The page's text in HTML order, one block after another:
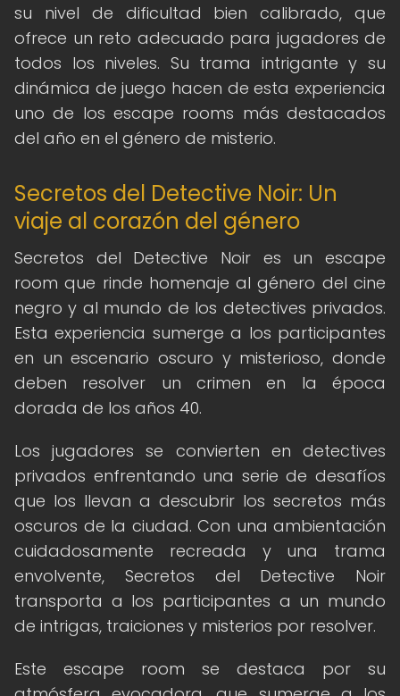
su nivel de dificultad bien calibrado, que
ofrece un reto adecuado para jugadores de
todos los niveles. Su trama intrigante y su
dinámica de juego hacen de esta experiencia
uno de los escape rooms más destacados
del año en el género de misterio.
Secretos del Detective Noir: Un
viaje al corazón del género
Secretos del Detective Noir es un escape
room que rinde homenaje al género del cine
negro y al mundo de los detectives privados.
Esta experiencia sumerge a los participantes
en un escenario oscuro y misterioso, donde
deben resolver un crimen en la época
dorada de los años 40.
Los jugadores se convierten en detectives
privados enfrentando una serie de desafíos
que los llevan a descubrir los secretos más
oscuros de la ciudad. Con una ambientación
cuidadosamente recreada y una trama
envolvente, Secretos del Detective Noir
transporta a los participantes a un mundo
de intrigas, traiciones y misterios por resolver.
Este escape room se destaca por su